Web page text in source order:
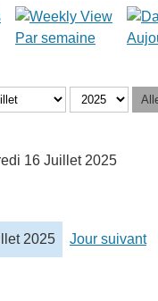
Par semaine
16 Juillet 2025
2025 Jour suivant